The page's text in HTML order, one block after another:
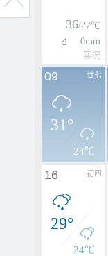
36/27℃
0mm
实况
廿七
09
31°
24℃
初四
16
29°
24℃